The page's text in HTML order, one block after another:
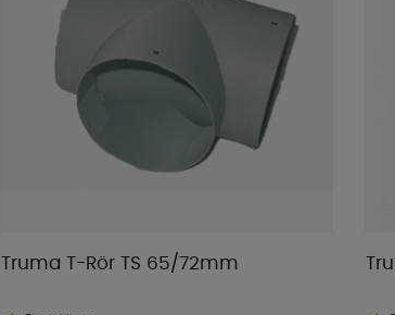
Truma T-Rör TS 65/72mm